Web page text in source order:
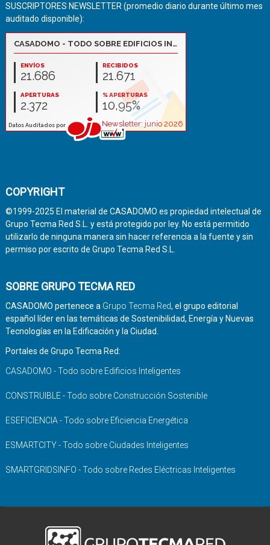
SUSCRIPTORES NEWSLETTER (promedio diario durante último mes
auditado disponible):
COPYRIGHT
©1999-2025 El material de CASADOMO es propiedad intelectual de
Grupo Tecma Red S.L. y está protegido por ley. No está permitido
utilizarlo de ninguna manera sin hacer referencia a la fuente y sin
permiso por escrito de Grupo Tecma Red S.L.
SOBRE GRUPO TECMA RED
CASADOMO pertenece a Grupo Tecma Red, el grupo editorial
español líder en las temáticas de Sostenibilidad, Energía y Nuevas
Tecnologías en la Edificación y la Ciudad.
Portales de Grupo Tecma Red:
CASADOMO - Todo sobre Edificios Inteligentes
CONSTRUIBLE - Todo sobre Construcción Sostenible
ESEFICIENCIA - Todo sobre Eficiencia Energética
ESMARTCITY - Todo sobre Ciudades Inteligentes
SMARTGRIDSINFO - Todo sobre Redes Eléctricas Inteligentes